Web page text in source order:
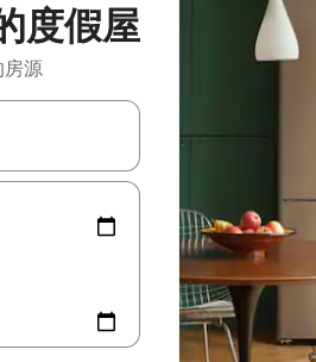
度假屋
房源
，或通过点击或滑动手势浏览。